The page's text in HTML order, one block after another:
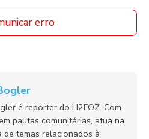
erro
é repórter do H2FOZ. Com
pautas comunitárias, atua na
de temas relacionados à